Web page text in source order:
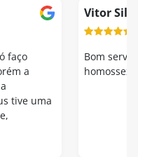
faço
a
tive uma
Vitor Silva
Bom